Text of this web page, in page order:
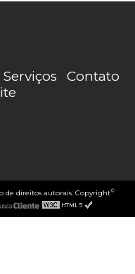
Serviços
Contato
de direitos autorais. Copyright©